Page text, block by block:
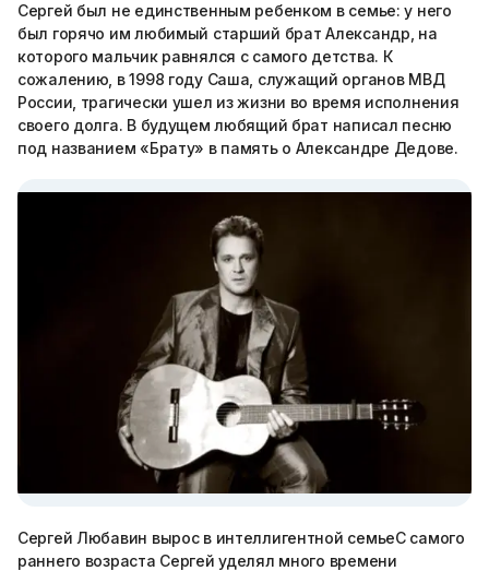
Сергей был не единственным ребенком в семье: у него
был горячо им любимый старший брат Александр, на
которого мальчик равнялся с самого детства. К
сожалению, в 1998 году Саша, служащий органов МВД
России, трагически ушел из жизни во время исполнения
своего долга. В будущем любящий брат написал песню
под названием «Брату» в память о Александре Дедове.
Сергей Любавин вырос в интеллигентной семьеС самого
раннего возраста Сергей уделял много времени